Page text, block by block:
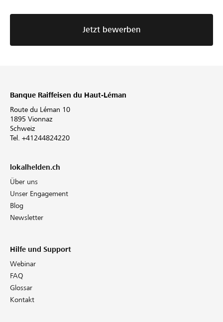
Jetzt bewerben
Banque Raiffeisen du Haut-Léman
Route du Léman 10
1895 Vionnaz
Schweiz
Tel. +41244824220
lokalhelden.ch
Über uns
Unser Engagement
Blog
Newsletter
Hilfe und Support
Webinar
FAQ
Glossar
Kontakt